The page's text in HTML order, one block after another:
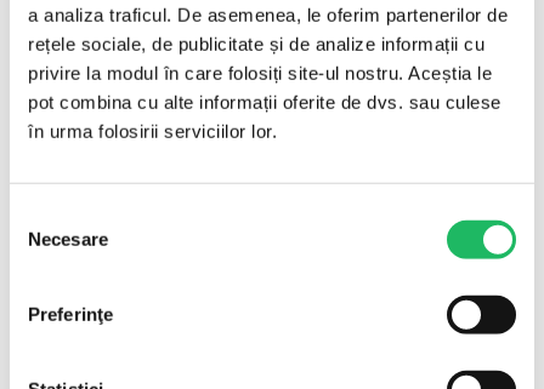
a analiza traficul. De asemenea, le oferim partenerilor de
rețele sociale, de publicitate și de analize informații cu
privire la modul în care folosiți site-ul nostru. Aceștia le
pot combina cu alte informații oferite de dvs. sau culese
în urma folosirii serviciilor lor.
consimțământului
Necesare
Preferinţe
disponibile
26mm – 30mm – 36mm
Material
Acid poliglicolic (PGA)
Tip
Resorbabil (PGA)
Tip ac
ac rotund
Proprietăți
Absorbant
Steril
Mod ambalare
comandă